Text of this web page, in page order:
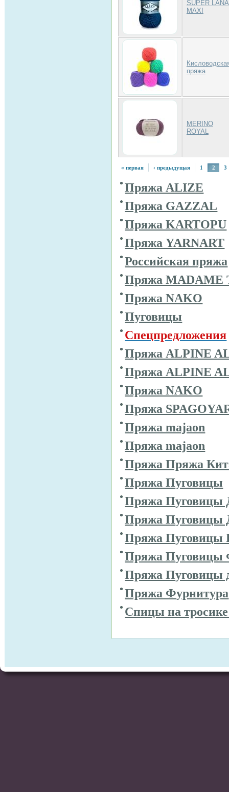
SUPER LANA
MAXI
пряжа
MERINO
ROYAL
« первая ‹ предыдущая 1 2 3
Пряжа ALIZE
Пряжа GAZZAL
Пряжа KARTOPU
Пряжа YARNART
Российская пряжа
Пряжа MADAME
Пряжа NAKO
Пуговицы
Спецпредложения
Пряжа ALPINE
Пряжа ALPINE
Пряжа NAKO
Пряжа
Пряжа majaon
Пряжа majaon
Пряжа Пряжа
Пряжа Пуговицы
Пряжа Пуговицы
Пряжа Пуговицы
Пряжа Пуговицы
Пряжа Пуговицы
Пряжа Пуговицы
Пряжа Фурнитура
Спицы на